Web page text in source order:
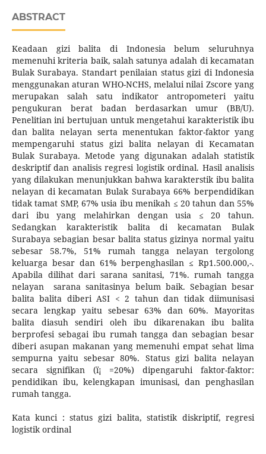
ABSTRACT
Keadaan gizi balita di Indonesia belum seluruhnya
memenuhi kriteria baik, salah satunya adalah di kecamatan
Bulak Surabaya. Standart penilaian status gizi di Indonesia
menggunakan aturan WHO-NCHS, melalui nilai Zscore yang
merupakan salah satu indikator antropometeri yaitu
pengukuran berat badan berdasarkan umur (BB/U).
Penelitian ini bertujuan untuk mengetahui karakteristik ibu
dan balita nelayan serta menentukan faktor-faktor yang
mempengaruhi status gizi balita nelayan di Kecamatan
Bulak Surabaya. Metode yang digunakan adalah statistik
deskriptif dan analisis regresi logistik ordinal. Hasil analisis
yang dilakukan menunjukkan bahwa karakterstik ibu balita
nelayan di kecamatan Bulak Surabaya 66% berpendidikan
tidak tamat SMP, 67% usia ibu menikah ≤ 20 tahun dan 55%
dari ibu yang melahirkan dengan usia ≤ 20 tahun.
Sedangkan karakteristik balita di kecamatan Bulak
Surabaya sebagian besar balita status gizinya normal yaitu
sebesar 58.7%, 51% rumah tangga nelayan tergolong
keluarga besar dan 61% berpenghasilan ≤ Rp1.500.000,-.
Apabila dilihat dari sarana sanitasi, 71%. rumah tangga
nelayan sarana sanitasinya belum baik. Sebagian besar
balita balita diberi ASI < 2 tahun dan tidak diimunisasi
secara lengkap yaitu sebesar 63% dan 60%. Mayoritas
balita diasuh sendiri oleh ibu dikarenakan ibu balita
berprofesi sebagai ibu rumah tangga dan sebagian besar
diberi asupan makanan yang memenuhi empat sehat lima
sempurna yaitu sebesar 80%. Status gizi balita nelayan
secara signifikan (ï¡ =20%) dipengaruhi faktor-faktor:
pendidikan ibu, kelengkapan imunisasi, dan penghasilan
rumah tangga.
Kata kunci : status gizi balita, statistik diskriptif, regresi
logistik ordinal